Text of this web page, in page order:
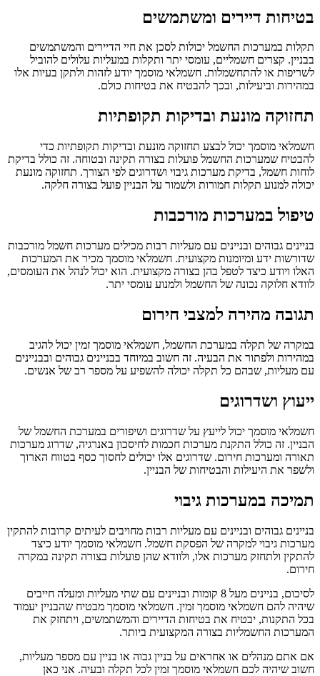
בטיחות דיירים ומשתמשים
תקלות במערכות החשמל יכולות לסכן את חיי הדיירים והמשתמשים
בבניין. קצרים חשמליים, עומסי יתר ותקלות במעליות עלולים להוביל
לשריפות או להתחשמלות. חשמלאי מוסמך יודע לזהות ולתקן בעיות אלו
במהירות וביעילות, ובכך להבטיח את בטיחות כולם.
תחזוקה מונעת ובדיקות תקופתיות
חשמלאי מוסמך יכול לבצע תחזוקה מונעת ובדיקות תקופתיות כדי
להבטיח שמערכות החשמל פועלות בצורה תקינה ובטוחה. זה כולל בדיקת
לוחות חשמל, בדיקת מערכות גיבוי ושדרוגים לפי הצורך. תחזוקה מונעת
יכולה למנוע תקלות חמורות ולשמור על הבניין פועל בצורה חלקה.
טיפול במערכות מורכבות
בניינים גבוהים ובניינים עם מעליות רבות מכילים מערכות חשמל מורכבות
שדורשות ידע ומיומנות מקצועית. חשמלאי מוסמך מכיר את המערכות
האלו ויודע כיצד לטפל בהן בצורה מקצועית. הוא יכול לנהל את העומסים,
לוודא חלוקה נכונה של החשמל ולמנוע עומסי יתר.
תגובה מהירה למצבי חירום
במקרה של תקלה במערכת החשמל, חשמלאי מוסמך זמין יכול להגיב
במהירות ולפתור את הבעיה. זה חשוב במיוחד בבניינים גבוהים ובבניינים
עם מעליות, שבהם כל תקלה יכולה להשפיע על מספר רב של אנשים.
ייעוץ ושדרוגים
חשמלאי מוסמך יכול לייעץ על שדרוגים ושיפורים במערכת החשמל של
הבניין. זה כולל התקנת מערכות חכמות לחיסכון באנרגיה, שדרוג מערכות
תאורה ומערכות חירום. שדרוגים אלו יכולים לחסוך כסף בטווח הארוך
ולשפר את היעילות והבטיחות של הבניין.
תמיכה במערכות גיבוי
בניינים גבוהים ובניינים עם מעליות רבות מחויבים לעיתים קרובות להתקין
מערכות גיבוי למקרה של הפסקת חשמל. חשמלאי מוסמך יודע כיצד
להתקין ולתחזק מערכות אלו, ולוודא שהן פועלות בצורה תקינה במקרה
חירום.
לסיכום, בניינים מעל 8 קומות ובניינים עם שתי מעליות ומעלה חייבים
שיהיה להם חשמלאי מוסמך זמין. חשמלאי מוסמך מבטיח שהבניין יעמוד
בכל התקנות, יבטיח את בטיחות הדיירים והמשתמשים, ויתחזק את
המערכות החשמליות בצורה המקצועית ביותר.
אם אתם מנהלים או אחראים על בניין גבוה או בניין עם מספר מעליות,
חשוב שיהיה לכם חשמלאי מוסמך זמין לכל תקלה ובעיה. אני כאן